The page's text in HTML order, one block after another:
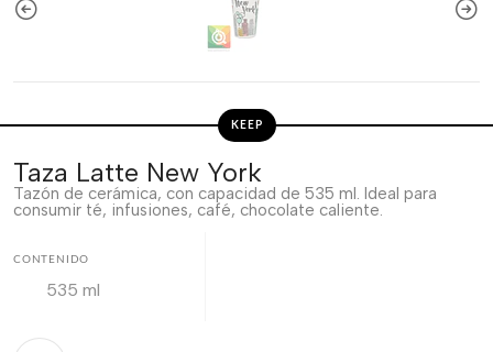
KEEP
Taza Latte New York
Tazón de cerámica, con capacidad de 535 ml. Ideal para
consumir té, infusiones, café, chocolate caliente.
CONTENIDO
535 ml